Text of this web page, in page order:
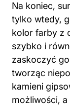
Na koniec,
tylko wtedy,
kolor farby z
szybko i
zaskoczyć
tworząc
kamieni
możliwości, a